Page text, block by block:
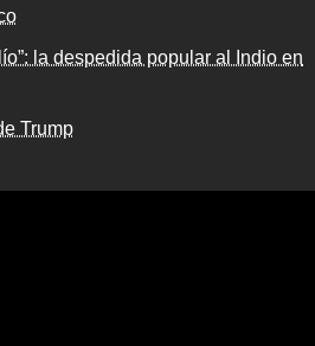
la despedida popular al Indio en
Trump